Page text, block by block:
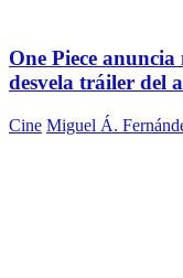
One Piece
desvela tráiler del
Cine Miguel Á.